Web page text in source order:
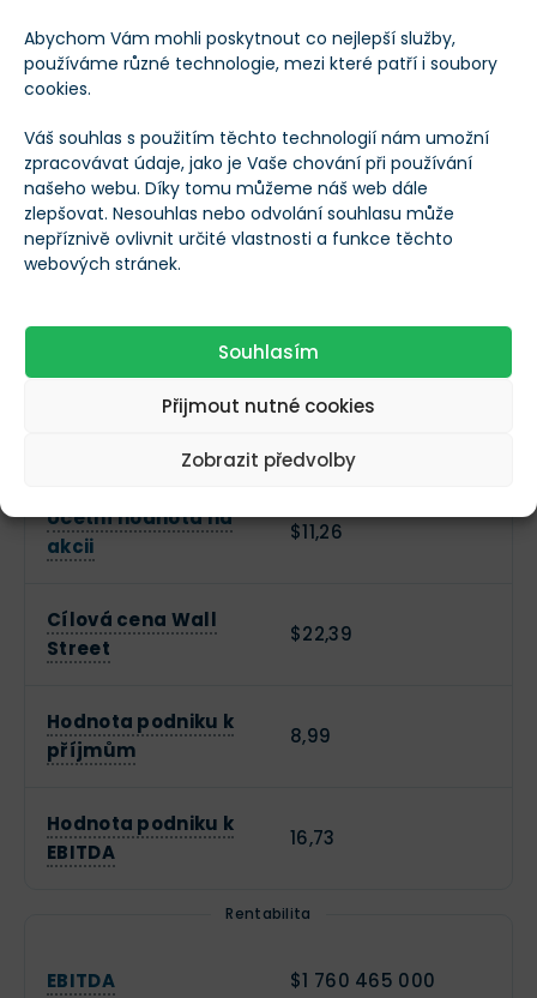
Abychom Vám mohli poskytnout co nejlepší služby,
používáme různé technologie, mezi které patří i soubory
cookies.
Váš souhlas s použitím těchto technologií nám umožní
zpracovávat údaje, jako je Vaše chování při používání
našeho webu. Díky tomu můžeme náš web dále
zlepšovat. Nesouhlas nebo odvolání souhlasu může
nepříznivě ovlivnit určité vlastnosti a funkce těchto
webových stránek.
Souhlasím
Přijmout nutné cookies
Zobrazit předvolby
EV (Hodnota
podniku)
$25 819 541 504
P/B (Cena k účetní
hodnotě)
1,92
P/E (Cena k zisku)
5,28
Účetní hodnota na
akcii
$11,26
Cílová cena Wall
Street
$22,39
Hodnota podniku k
příjmům
8,99
Hodnota podniku k
EBITDA
16,73
Rentabilita
EBITDA $1 760 465 000